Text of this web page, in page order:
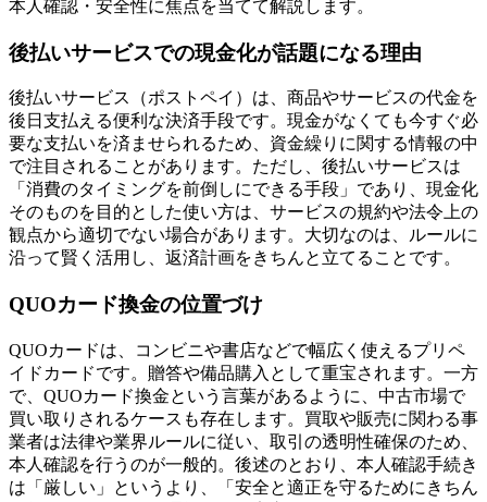
本人確認・安全性に焦点を当てて解説します。
後払いサービスでの現金化が話題になる理由
後払いサービス（ポストペイ）は、商品やサービスの代金を
後日支払える便利な決済手段です。現金がなくても今すぐ必
要な支払いを済ませられるため、資金繰りに関する情報の中
で注目されることがあります。ただし、後払いサービスは
「消費のタイミングを前倒しにできる手段」であり、現金化
そのものを目的とした使い方は、サービスの規約や法令上の
観点から適切でない場合があります。大切なのは、ルールに
沿って賢く活用し、返済計画をきちんと立てることです。
QUOカード換金の位置づけ
QUOカードは、コンビニや書店などで幅広く使えるプリペ
イドカードです。贈答や備品購入として重宝されます。一方
で、QUOカード換金という言葉があるように、中古市場で
買い取りされるケースも存在します。買取や販売に関わる事
業者は法律や業界ルールに従い、取引の透明性確保のため、
本人確認を行うのが一般的。後述のとおり、本人確認手続き
は「厳しい」というより、「安全と適正を守るためにきちん